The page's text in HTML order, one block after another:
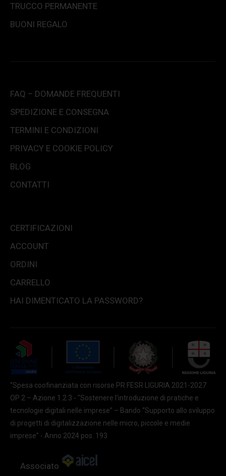
TRUCCO PERMANENTE
BUONI REGALO
FAQ – DOMANDE FREQUENTI
SPEDIZIONE E CONSEGNA
TERMINI E CONDIZIONI
PRIVACY E COOKIE POLICY
BLOG
CONTATTI
CERTIFICAZIONI
ACCOUNT
ORDINI
CARRELLO
HAI DIMENTICATO LA PASSWORD?
“Spesa coofinanziata con risorse PR FESR LIGURIA 2021-2027
OP 2 – Azione 1.2.3 - "Sostenere l'introduzione di pratiche e
tecnologie digitali nelle imprese” – Bando “Supporto allo sviluppo
di progetti di digitalizzazione nelle micro, piccole e medie
imprese” - Anno 2024 pos. 193
Associato